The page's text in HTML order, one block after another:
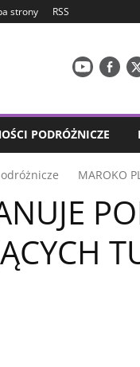
strony RSS
PODRÓŻNICZE
MAROKO